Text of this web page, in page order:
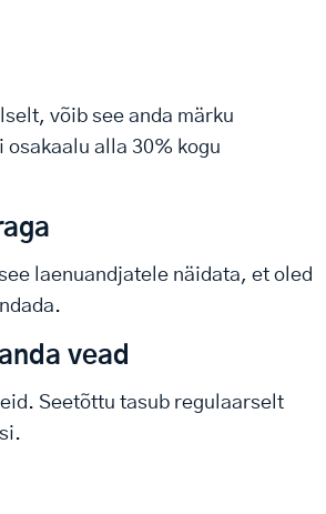
võib see anda märku
alla 30% kogu
laenuandjatele näidata, et oled
vead
Seetõttu tasub regulaarselt